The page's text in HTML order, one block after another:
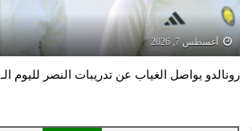
أغسطس 7, 2026
رونالدو يواصل الغياب عن تدريبات النصر لليوم الـ32 على التوالي